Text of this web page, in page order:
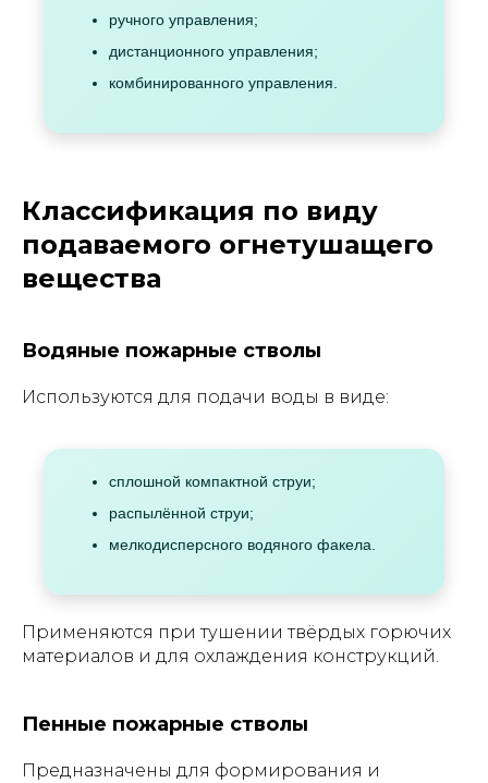
ручного управления;
дистанционного управления;
комбинированного управления.
Классификация по виду
подаваемого огнетушащего
вещества
Водяные пожарные стволы
Используются для подачи воды в виде:
сплошной компактной струи;
распылённой струи;
мелкодисперсного водяного факела.
Применяются при тушении твёрдых горючих
материалов и для охлаждения конструкций.
Пенные пожарные стволы
Предназначены для формирования и